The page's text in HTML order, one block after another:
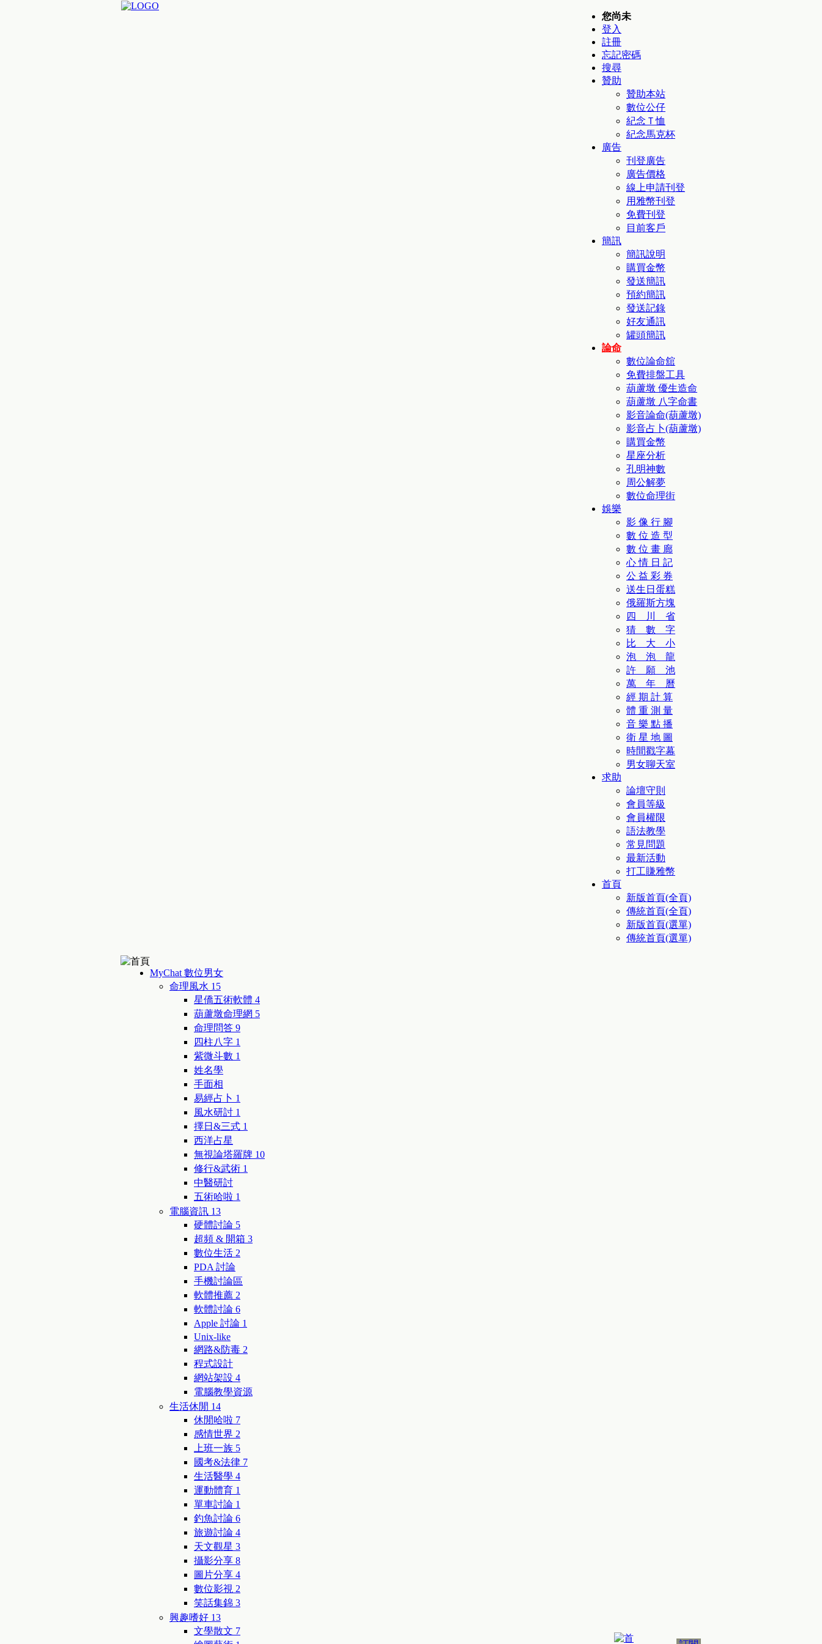
您尚未
登入
註冊
忘記密碼
搜尋
贊助
贊助本站
數位公仔
紀念Ｔ恤
紀念馬克杯
廣告
刊登廣告
廣告價格
線上申請刊登
用雅幣刊登
免費刊登
目前客戶
簡訊
簡訊說明
購買金幣
發送簡訊
預約簡訊
發送記錄
好友通訊
罐頭簡訊
論命
數位論命舘
免費排盤工具
葫蘆墩 優生造命
葫蘆墩 八字命書
影音論命(葫蘆墩)
影音占卜(葫蘆墩)
購買金幣
星座分析
孔明神數
周公解夢
數位命理街
娛樂
影 像 行 腳
數 位 造 型
數 位 畫 廊
心 情 日 記
公 益 彩 券
送生日蛋糕
俄羅斯方塊
四 川 省
猜 數 字
比 大 小
泡 泡 龍
許 願 池
萬 年 曆
經 期 計 算
體 重 測 量
音 樂 點 播
衛 星 地 圖
時間戳字幕
男女聊天室
求助
論壇守則
會員等級
會員權限
語法教學
常見問題
最新活動
打工賺雅幣
首頁
新版首頁(全頁)
傳統首頁(全頁)
新版首頁(選單)
傳統首頁(選單)
MyChat 數位男女
命理風水 15
星僑五術軟體 4
葫蘆墩命理網 5
命理問答 9
四柱八字 1
紫微斗數 1
姓名學
手面相
易經占卜 1
風水研討 1
擇日&三式 1
西洋占星
無視論塔羅牌 10
修行&武術 1
中醫研討
五術哈啦 1
電腦資訊 13
硬體討論 5
超頻 & 開箱 3
數位生活 2
PDA 討論
手機討論區
軟體推薦 2
軟體討論 6
Apple 討論 1
Unix-like
網路&防毒 2
程式設計
網站架設 4
電腦教學資源
生活休閒 14
休閒哈啦 7
感情世界 2
上班一族 5
國考&法律 7
生活醫學 4
運動體育 1
單車討論 1
釣魚討論 6
旅遊討論 4
天文觀星 3
攝影分享 8
圖片分享 4
數位影視 2
笑話集錦 3
興趣嗜好 13
文學散文 7